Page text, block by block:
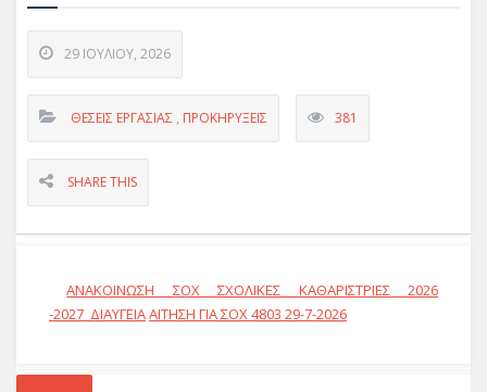
29 ΙΟΥΛΊΟΥ, 2026
ΘΈΣΕΙΣ ΕΡΓΑΣΊΑΣ , ΠΡΟΚΗΡΎΞΕΙΣ 381
SHARE THIS
ΑΝΑΚΟΙΝΩΣΗ ΣΟΧ ΣΧΟΛΙΚΕΣ ΚΑΘΑΡΙΣΤΡΙΕΣ 2026
-2027_ΔΙΑΥΓΕΙΑΑΙΤΗΣΗ ΓΙΑ ΣΟΧ 4803 29-7-2026